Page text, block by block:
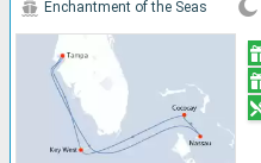
Enchantment of the Seas